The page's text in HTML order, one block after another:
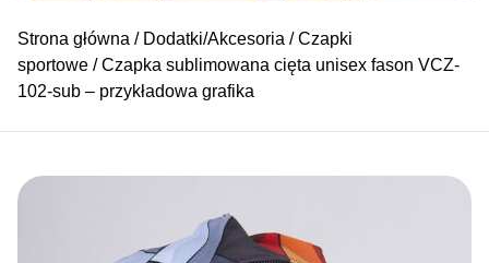
Strona główna / Dodatki/Akcesoria /Czapki
sportowe / Czapka sublimowana cięta unisex fason VCZ-
102-sub – przykładowa grafika